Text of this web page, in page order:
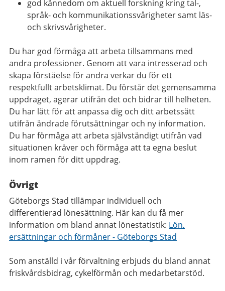
god kännedom om aktuell forskning kring tal-,
språk- och kommunikationssvårigheter samt läs-
och skrivsvårigheter.
Du har god förmåga att arbeta tillsammans med
andra professioner. Genom att vara intresserad och
skapa förståelse för andra verkar du för ett
respektfullt arbetsklimat. Du förstår det gemensamma
uppdraget, agerar utifrån det och bidrar till helheten.
Du har lätt för att anpassa dig och ditt arbetssätt
utifrån ändrade förutsättningar och ny information.
Du har förmåga att arbeta självständigt utifrån vad
situationen kräver och förmåga att ta egna beslut
inom ramen för ditt uppdrag.
Övrigt
Göteborgs Stad tillämpar individuell och
differentierad lönesättning. Här kan du få mer
information om bland annat lönestatistik: Lön,
ersättningar och förmåner - Göteborgs Stad
Som anställd i vår förvaltning erbjuds du bland annat
friskvårdsbidrag, cykelförmån och medarbetarstöd.